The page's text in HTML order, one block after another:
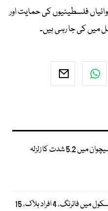
فلسطینیوں کی حمایت اور
میں کی جا رہی ہیں۔
شدت کا زلزلہ
تھائی لینڈ میں اسکول میں فائرنگ، 4 افراد ہلاک، 15